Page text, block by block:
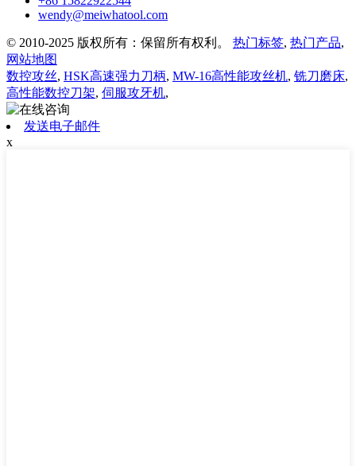
wendy@meiwhatool.com
© 2010-2025 版权所有：保留所有权利。 热门标签, 热门产品,
网站地图
数控攻丝, HSK高速强力刀柄, MW-16高性能攻丝机, 铣刀磨床,
高性能数控刀架, 伺服攻牙机,
发送电子邮件
x